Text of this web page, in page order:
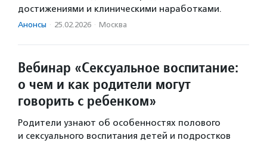
достижениями и клиническими наработками.
Анонсы · 25.02.2026 · Москва
Вебинар «Сексуальное воспитание:
о чем и как родители могут
говорить с ребенком»
Родители узнают об особенностях полового
и сексуального воспитания детей и подростков